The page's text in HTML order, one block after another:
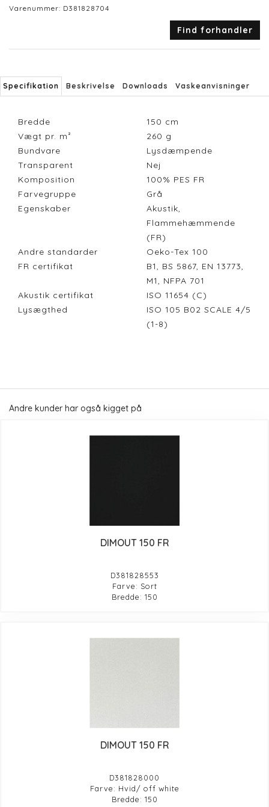
Varenummer: D381828704
Find forhandler
Specifikation Beskrivelse Downloads Vaskeanvisninger
Bredde 150 cm
Vægt pr. m²
260 g
Bundvare
Lysdæmpende
Transparent
Nej
Komposition
100% PES FR
Farvegruppe
Grå
Egenskaber
Akustik,
Flammehæmmende
(FR)
Andre standarder
Oeko-Tex 100
FR certifikat
B1, BS 5867, EN 13773,
M1, NFPA 701
Akustik certifikat
ISO 11654 (C)
Lysægthed
ISO 105 B02 SCALE 4/5
(1-8)
Andre kunder har også kigget på
DIMOUT 150 FR
D381828553
Farve: Sort
Bredde: 150
DIMOUT 150 FR
D381828000
Farve: Hvid/ off white
Bredde: 150